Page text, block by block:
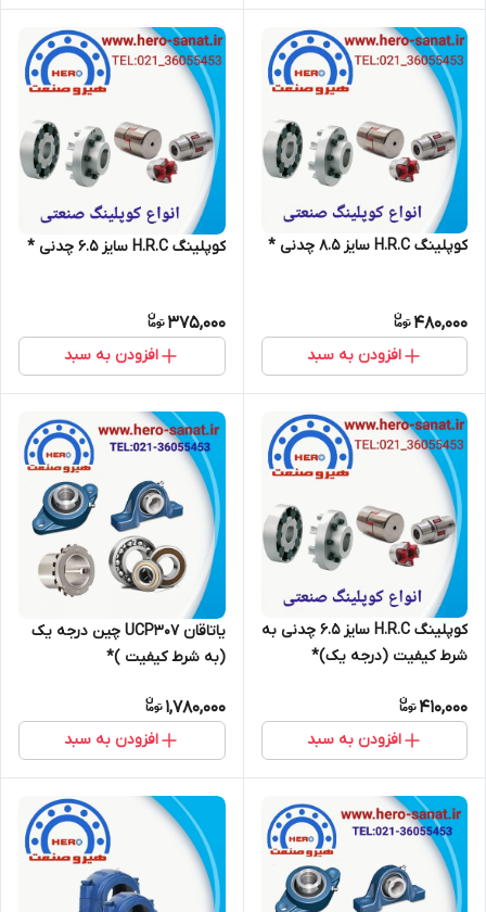
کوپلینگ H.R.C سایز 8.5 چدنی *
480,000
افزودن به سبد
کوپلینگ H.R.C سایز 6.5 چدنی *
375,000
افزودن به سبد
کوپلینگ H.R.C سایز 6.5 چدنی به
شرط کیفیت (درجه یک)*
410,000
افزودن به سبد
یاتاقان UCP307 چین درجه یک
(به شرط کیفیت )*
1,780,000
افزودن به سبد